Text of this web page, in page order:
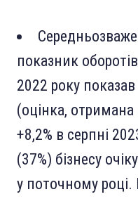
показник
2022 року
(оцінка, отримана
+8,2% в серпні
(37%) бізнесу
у поточному